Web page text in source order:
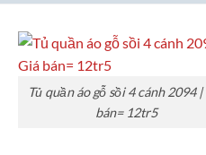
Tủ quần áo gỗ sồi 4 cánh 2094 |
bán= 12tr5